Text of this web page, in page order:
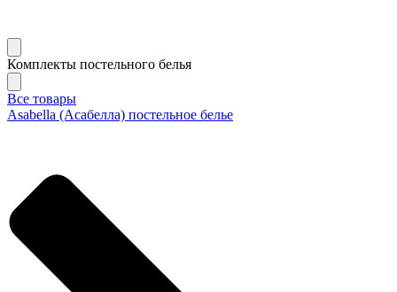
Комплекты постельного белья
Все товары
Asabella (Асабелла) постельное белье